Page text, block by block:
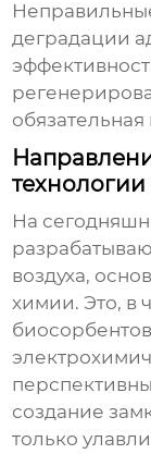
деградации
На
воздуха,
химии. Это, в
создание
только